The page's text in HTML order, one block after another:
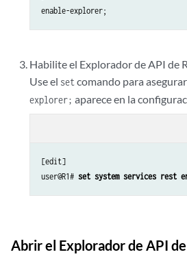
enable-explorer;
Habilite el Explorador de API de
Use el setcomando para
explorer; aparece en la
[edit]
user@R1# set system services rest
Abrir el Explorador de API de